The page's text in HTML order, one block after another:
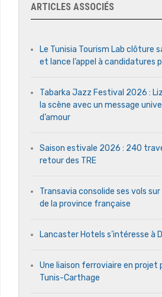
ARTICLES ASSOCIÉS
Le Tunisia Tourism Lab clôture
et lance l’appel à candidatures
Tabarka Jazz Festival 2026 :
la scène avec un message
d’amour
Saison estivale 2026 : 240
retour des TRE
Transavia consolide ses vols
de la province française
Lancaster Hotels s’intéresse à
Une liaison ferroviaire en projet
Tunis-Carthage